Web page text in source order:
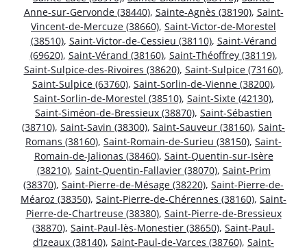
Anne-sur-Gervonde (38440), Sainte-Agnès (38190), Saint-
Vincent-de-Mercuze (38660), Saint-Victor-de-Morestel
(38510), Saint-Victor-de-Cessieu (38110), Saint-Vérand
(69620), Saint-Vérand (38160), Saint-Théoffrey (38119),
Saint-Sulpice-des-Rivoires (38620), Saint-Sulpice (73160),
Saint-Sulpice (63760), Saint-Sorlin-de-Vienne (38200),
Saint-Sorlin-de-Morestel (38510), Saint-Sixte (42130),
Saint-Siméon-de-Bressieux (38870), Saint-Sébastien
(38710), Saint-Savin (38300), Saint-Sauveur (38160), Saint-
Romans (38160), Saint-Romain-de-Surieu (38150), Saint-
Romain-de-Jalionas (38460), Saint-Quentin-sur-Isère
(38210), Saint-Quentin-Fallavier (38070), Saint-Prim
(38370), Saint-Pierre-de-Mésage (38220), Saint-Pierre-de-
Méaroz (38350), Saint-Pierre-de-Chérennes (38160), Saint-
Pierre-de-Chartreuse (38380), Saint-Pierre-de-Bressieux
(38870), Saint-Paul-lès-Monestier (38650), Saint-Paul-
d’Izeaux (38140), Saint-Paul-de-Varces (38760), Saint-